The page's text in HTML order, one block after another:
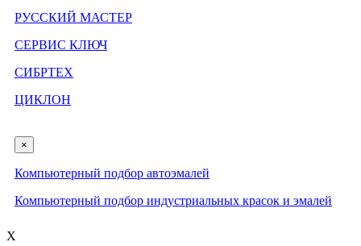
РУССКИЙ МАСТЕР
СЕРВИС КЛЮЧ
СИБРТЕХ
ЦИКЛОН
×
Компьютерный подбор автоэмалей
Компьютерный подбор индустриальных красок и эмалей
X